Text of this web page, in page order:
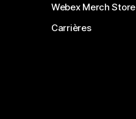
Webex Merch Store
Carrières